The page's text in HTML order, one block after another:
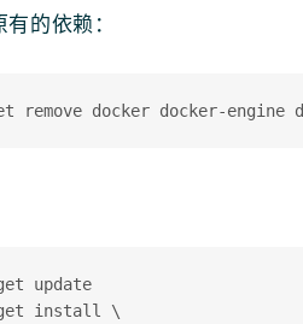
的依赖：
update
get install \